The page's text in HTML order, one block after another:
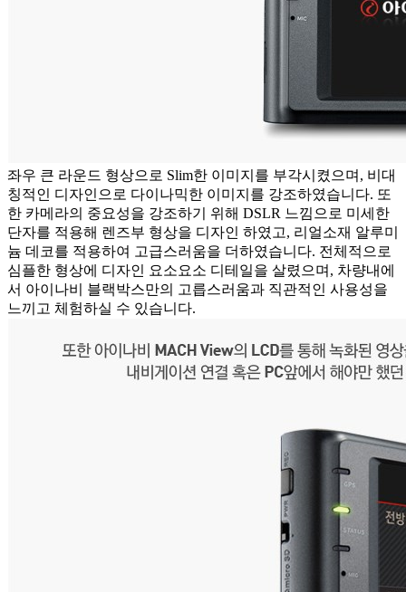
좌우 큰 라운드 형상으로 Slim한 이미지를 부각시켰으며, 비대
칭적인 디자인으로 다이나믹한 이미지를 강조하였습니다. 또
한 카메라의 중요성을 강조하기 위해 DSLR 느낌으로 미세한
단자를 적용해 렌즈부 형상을 디자인 하였고, 리얼소재 알루미
늄 데코를 적용하여 고급스러움을 더하였습니다. 전체적으로
심플한 형상에 디자인 요소요소 디테일을 살렸으며, 차량내에
서 아이나비 블랙박스만의 고릅스러움과 직관적인 사용성을
느끼고 체험하실 수 있습니다.